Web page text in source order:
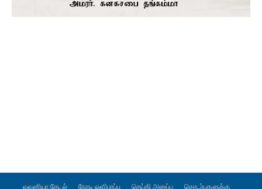
வவுனியா தேடல் நேரடி ஒளிபரப்பு செய்தி அனுப்ப தொடர்புகளுக்கு